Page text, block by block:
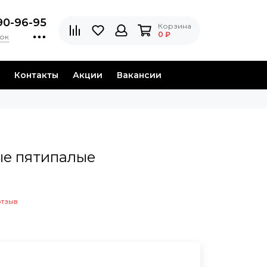
96-95
Корзина
0 ₽
Контакты Акции Вакансии
пятипалые